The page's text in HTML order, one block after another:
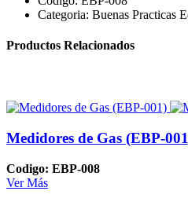
Categoria: Buenas Practicas
Productos Relacionados
Medidores de Gas (EBP-
Codigo: EBP-008
Ver Más